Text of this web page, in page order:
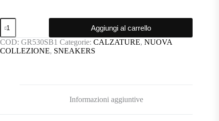
Sneakers
new
balance
quantità
Aggiungi al carrello
COD: GR530SB1 Categorie: CALZATURE, NUOVA
COLLEZIONE, SNEAKERS
Informazioni aggiuntive